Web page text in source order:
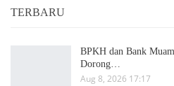
TERBARU
BPKH dan Bank
Dorong…
Aug 8, 2026 17:17